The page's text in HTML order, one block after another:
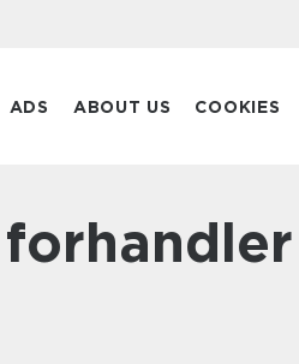
ADS ABOUT US COOKIES